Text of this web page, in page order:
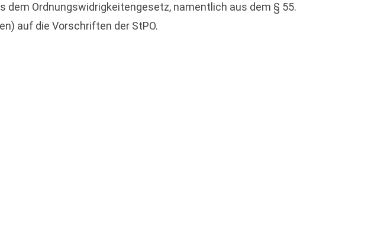
Ordnungswidrigkeitengesetz, namentlich aus dem § 55.
auf die Vorschriften der StPO.